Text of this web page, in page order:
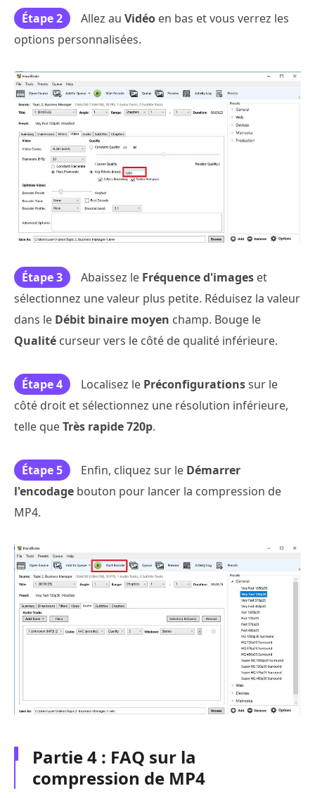
Étape 2 Allez au Vidéo en bas et vous verrez les
options personnalisées.
Étape 3 Abaissez le Fréquence d'images et
sélectionnez une valeur plus petite. Réduisez la valeur
dans le Débit binaire moyen champ. Bouge le
Qualité curseur vers le côté de qualité inférieure.
Étape 4 Localisez le Préconfigurationssur le
côté droit et sélectionnez une résolution inférieure,
telle queTrès rapide 720p.
Étape 5 Enfin, cliquez sur le Démarrer
l'encodage bouton pour lancer la compression de
MP4.
Partie 4 : FAQ sur la
compression de MP4